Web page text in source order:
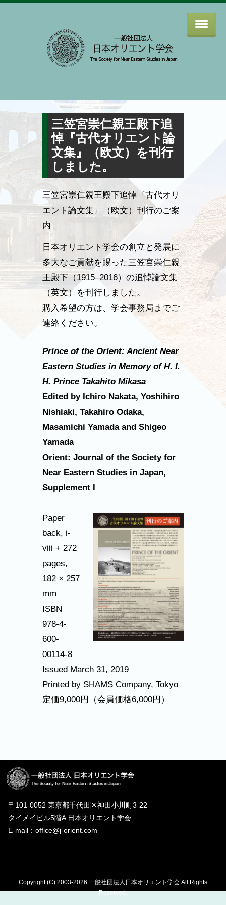
三笠宮崇仁親王殿下追
悼『古代オリエント論
文集』（欧文）を刊行
しました。
三笠宮崇仁親王殿下追悼『古代オリ
エント論文集』（欧文）刊行のご案
内
日本オリエント学会の創立と発展に
多大なご貢献を賜った三笠宮崇仁親
王殿下（1915–2016）の追悼論文集
（英文）を刊行しました。
購入希望の方は、学会事務局までご
連絡ください。
Prince of the Orient: Ancient Near
Eastern Studies in Memory of H. I.
H. Prince Takahito Mikasa
Edited by Ichiro Nakata, Yoshihiro
Nishiaki, Takahiro Odaka,
Masamichi Yamada and Shigeo
Yamada
Orient: Journal of the Society for
Near Eastern Studies in Japan,
Supplement I
Paper
back, i-
viii + 272
pages,
182 × 257
mm
ISBN
978-4-
600-
00114-8
Issued March 31, 2019
Printed by SHAMS Company, Tokyo
定価9,000円（会員価格6,000円）
〒101-0052 東京都千代田区神田小川町3-22
タイメイビル5階A 日本オリエント学会
E-mail：office@j-orient.com
Copyright (C) 2003-2026 一般社団法人日本オリエント学会 All Rights
Reserved.